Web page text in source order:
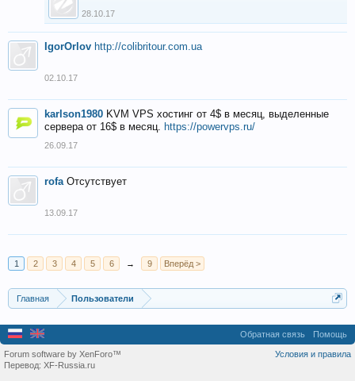
28.10.17
IgorOrlov http://colibritour.com.ua
02.10.17
karlson1980 KVM VPS хостинг от 4$ в месяц, выделенные
сервера от 16$ в месяц. https://powervps.ru/
26.09.17
rofa Отсутствует
13.09.17
1 2 3 4 5 6 → 9 Вперёд >
Главная Пользователи
Обратная связь Помощь
Условия и правила
Forum software by XenForo™
Перевод: XF-Russia.ru